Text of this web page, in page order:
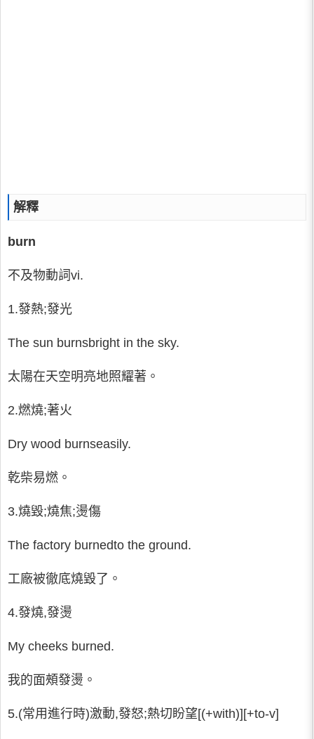
解釋
burn
不及物動詞vi.
1.發熱;發光
The sun burnsbright in the sky.
太陽在天空明亮地照耀著。
2.燃燒;著火
Dry wood burnseasily.
乾柴易燃。
3.燒毀;燒焦;燙傷
The factory burnedto the ground.
工廠被徹底燒毀了。
4.發燒,發燙
My cheeks burned.
我的面頰發燙。
5.(常用進行時)激動,發怒;熱切盼望[(+with)][+to-v]